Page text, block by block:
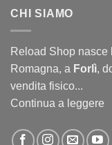
CHI SIAMO
Reload Shop nasce
Romagna, a Forlì,
vendita fisico...
Continua a leggere